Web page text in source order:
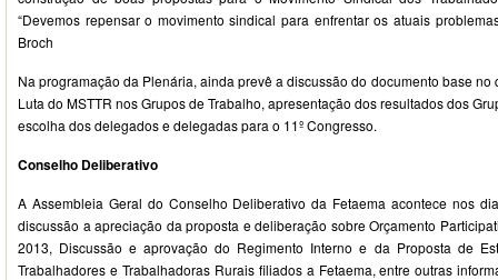
“Devemos repensar o movimento sindical para enfrentar os atuais
Broch
Na programação da Plenária, ainda prevê a discussão do documento base
Luta do MSTTR nos Grupos de Trabalho, apresentação dos resultados dos
escolha dos delegados e delegadas para o 11º Congresso.
Conselho Deliberativo
A Assembleia Geral do Conselho Deliberativo da Fetaema acontece nos
discussão a apreciação da proposta e deliberação sobre Orçamento
2013, Discussão e aprovação do Regimento Interno e da Proposta de
Trabalhadores e Trabalhadoras Rurais filiados a Fetaema, entre outras